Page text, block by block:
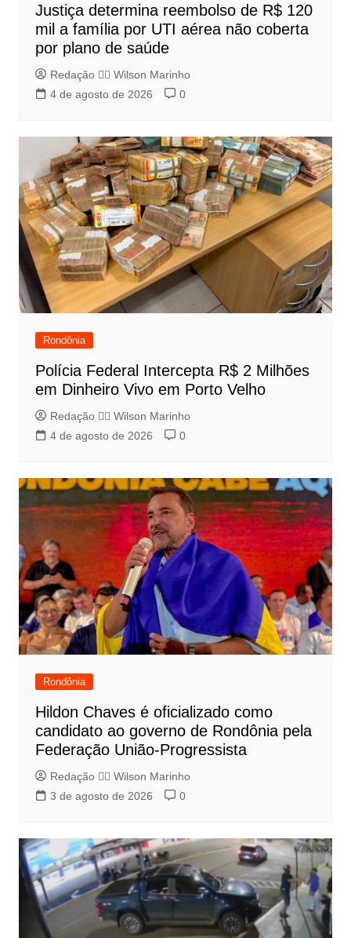
Justiça determina reembolso de R$ 120
mil a família por UTI aérea não coberta
por plano de saúde
Redação 👨‍⚖️​ Wilson Marinho
4 de agosto de 2026
0
Rondônia
Polícia Federal Intercepta R$ 2 Milhões
em Dinheiro Vivo em Porto Velho
Redação 👨‍⚖️​ Wilson Marinho
4 de agosto de 2026
0
Rondônia
Hildon Chaves é oficializado como
candidato ao governo de Rondônia pela
Federação União-Progressista
Redação 👨‍⚖️​ Wilson Marinho
3 de agosto de 2026
0